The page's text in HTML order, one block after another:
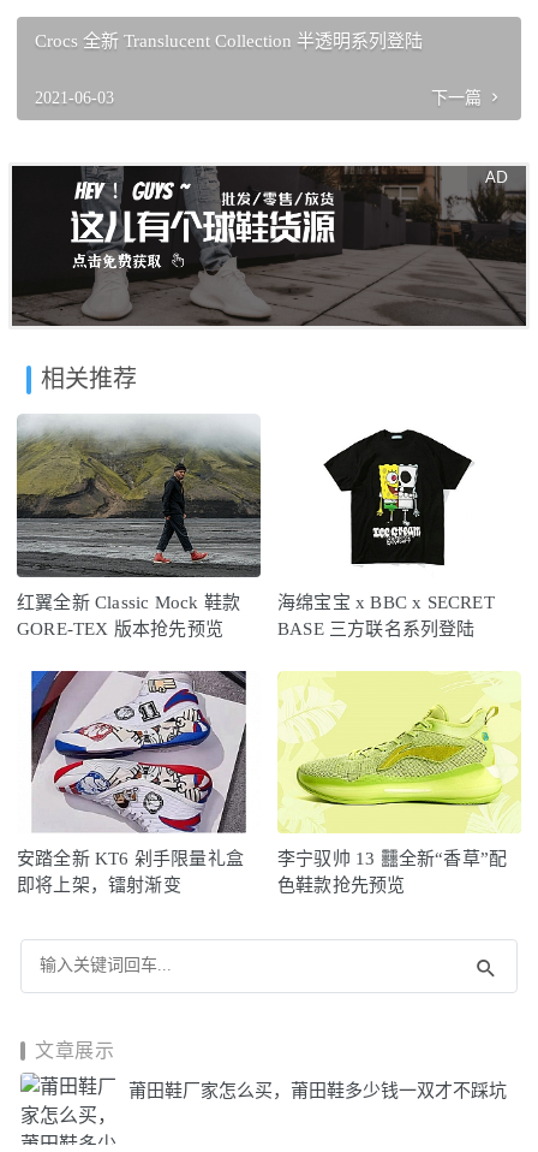
Crocs 全新 Translucent Collection 半透明系列登陆
2021-06-03 下一篇
相关推荐
红翼全新 Classic Mock 鞋款
GORE-TEX 版本抢先预览
海绵宝宝 x BBC x SECRET
BASE 三方联名系列登陆
安踏全新 KT6 剁手限量礼盒
即将上架，镭射渐变
李宁驭帅 13 䨻全新“香草”配
色鞋款抢先预览
文章展示
莆田鞋厂家怎么买，莆田鞋多少钱一双才不踩坑